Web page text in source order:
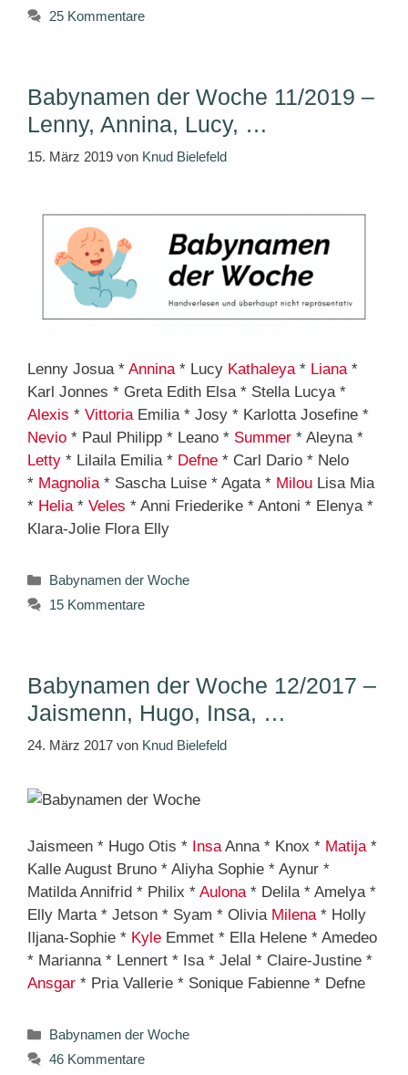
25 Kommentare
Babynamen der Woche 11/2019 –
Lenny, Annina, Lucy, …
15. März 2019 von Knud Bielefeld
Lenny Josua * Annina * Lucy Kathaleya * Liana *
Karl Jonnes * Greta Edith Elsa * Stella Lucya *
Alexis * Vittoria Emilia * Josy * Karlotta Josefine *
Nevio * Paul Philipp * Leano * Summer * Aleyna *
Letty * Lilaila Emilia * Defne * Carl Dario * Nelo
* Magnolia * Sascha Luise * Agata * Milou Lisa Mia
* Helia * Veles * Anni Friederike * Antoni * Elenya *
Klara-Jolie Flora Elly
Kategorien
Babynamen der Woche
15 Kommentare
Babynamen der Woche 12/2017 –
Jaismenn, Hugo, Insa, …
24. März 2017 von Knud Bielefeld
Jaismeen * Hugo Otis * Insa Anna * Knox * Matija *
Kalle August Bruno * Aliyha Sophie * Aynur *
Matilda Annifrid * Philix * Aulona * Delila * Amelya *
Elly Marta * Jetson * Syam * Olivia Milena * Holly
Iljana-Sophie * Kyle Emmet * Ella Helene * Amedeo
* Marianna * Lennert * Isa * Jelal * Claire-Justine *
Ansgar * Pria Vallerie * Sonique Fabienne * Defne
Kategorien
Babynamen der Woche
46 Kommentare